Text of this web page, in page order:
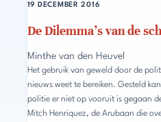
De Dilemma’s van de
19 DECEMBER 2016
Minthe van den Heuvel
Het gebruik van geweld door de
nieuws weet te bereiken. Gesteld
politie er niet op vooruit is gegaan
Mitch Henriquez, de Arubaan die